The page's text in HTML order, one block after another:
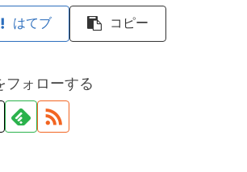
はてブ コピー
フォローする